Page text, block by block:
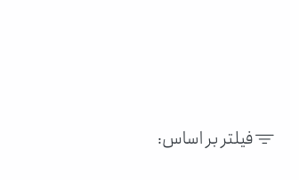
فیلتر بر اساس: